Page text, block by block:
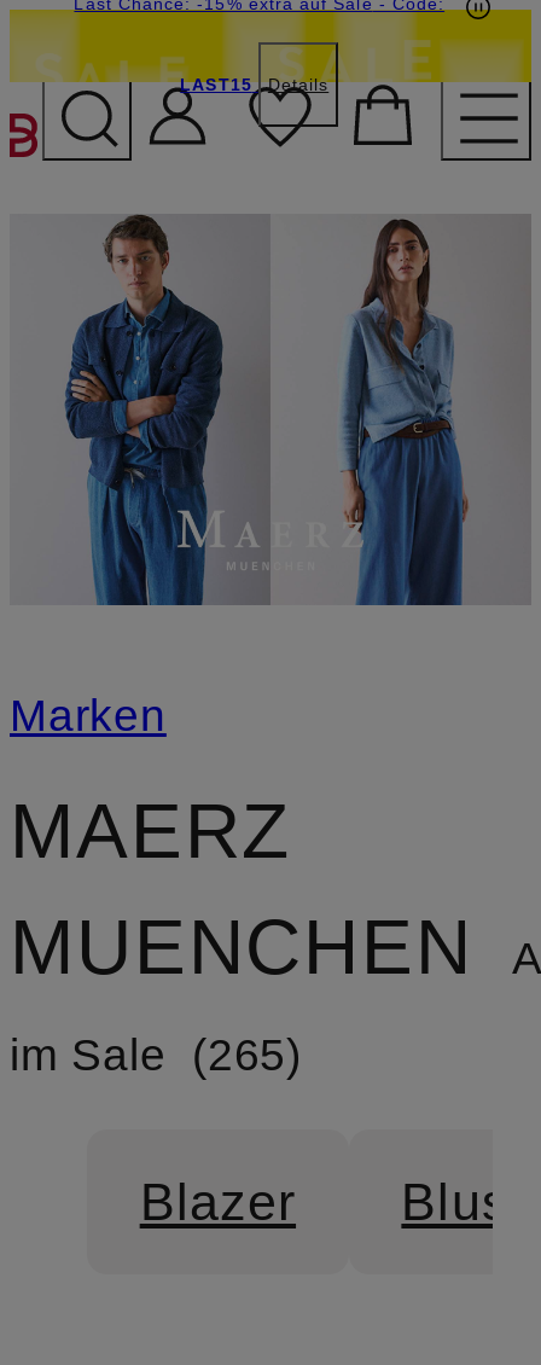
ZUM HAUPTINHALT
LAST15 Details
Marken
MAERZ
MUENCHEN
im Sale
265
Blazer